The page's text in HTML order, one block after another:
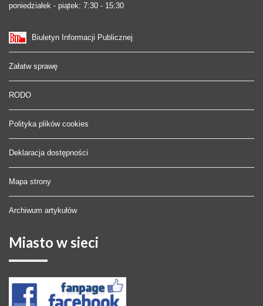
poniedziałek - piątek: 7:30 - 15:30
Biuletyn Informacji Publicznej
Załatw sprawę
RODO
Polityka plików cookies
Deklaracja dostępności
Mapa strony
Archiwum artykułów
Miasto w sieci